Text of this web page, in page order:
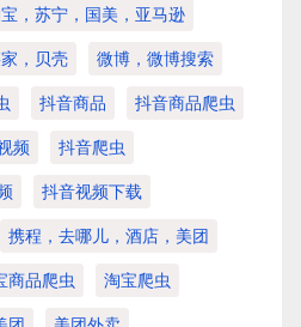
，苏宁，国美，亚马逊
，贝壳 微博，微博搜索
抖音商品 抖音商品爬虫
频 抖音爬虫
抖音视频下载
携程，去哪儿，酒店，美团
商品爬虫 淘宝爬虫